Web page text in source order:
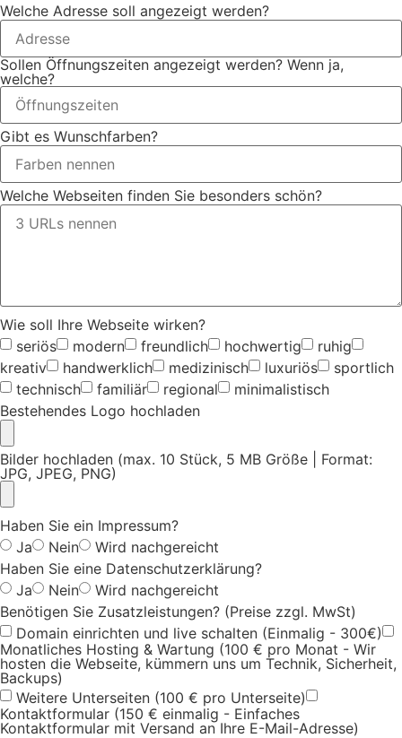
Welche Adresse soll angezeigt werden?
Sollen Öffnungszeiten angezeigt werden? Wenn ja,
welche?
Gibt es Wunschfarben?
Welche Webseiten finden Sie besonders schön?
Wie soll Ihre Webseite wirken?
seriös
modern freundlich hochwertig
ruhig
kreativ
handwerklich medizinisch luxuriös
sportlich
technisch
familiär regional
minimalistisch
Bestehendes Logo hochladen
Bilder hochladen (max. 10 Stück, 5 MB Größe | Format:
JPG, JPEG, PNG)
Haben Sie ein Impressum?
Ja
Nein
Wird nachgereicht
Haben Sie eine Datenschutzerklärung?
Ja
Nein
Wird nachgereicht
Benötigen Sie Zusatzleistungen? (Preise zzgl. MwSt)
Domain einrichten und live schalten (Einmalig - 300€)
Monatliches Hosting & Wartung (100 € pro Monat - Wir
hosten die Webseite, kümmern uns um Technik, Sicherheit,
Backups)
Weitere Unterseiten (100 € pro Unterseite)
Kontaktformular (150 € einmalig - Einfaches
Kontaktformular mit Versand an Ihre E-Mail-Adresse)